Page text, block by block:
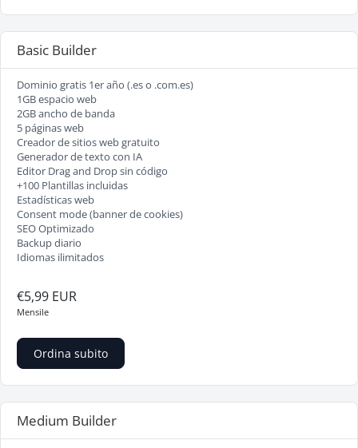
Basic Builder
Dominio gratis 1er año (.es o .com.es)
1GB espacio web
2GB ancho de banda
5 páginas web
Creador de sitios web gratuito
Generador de texto con IA
Editor Drag and Drop sin código
+100 Plantillas incluidas
Estadísticas web
Consent mode (banner de cookies)
SEO Optimizado
Backup diario
Idiomas ilimitados
€5,99 EUR
Mensile
Ordina subito
Medium Builder